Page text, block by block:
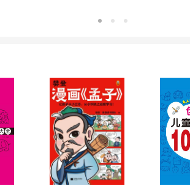
漫画还原孟子
岁+)